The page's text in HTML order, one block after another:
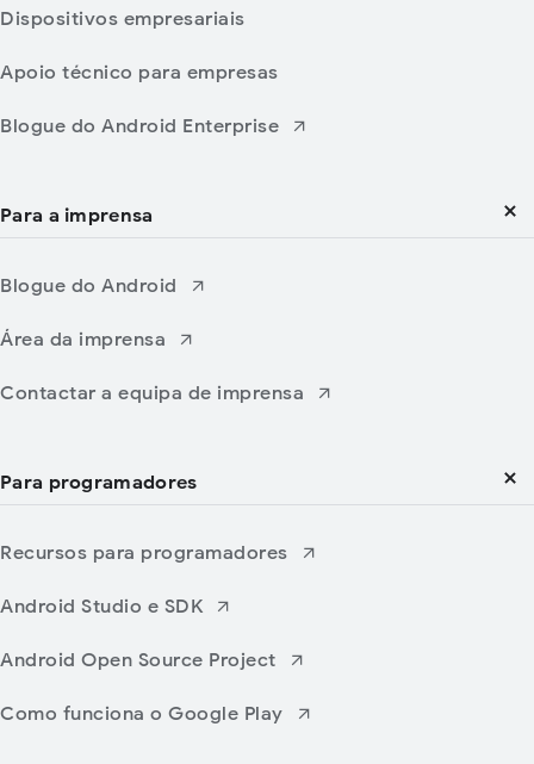
Dispositivos empresariais
Apoio técnico para empresas
Blogue do Android Enterprise
Para a imprensa
Blogue do Android
Área da imprensa
Contactar a equipa de imprensa
Para programadores
Recursos para programadores
Android Studio e SDK
Android Open Source Project
Como funciona o Google Play